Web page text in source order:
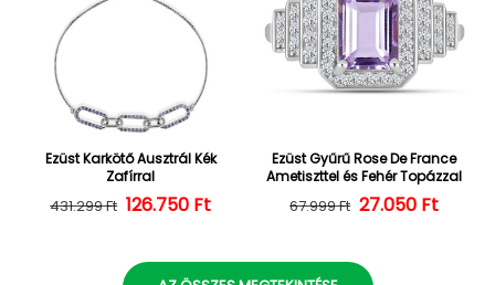
Ezüst Karkötő Ausztrál Kék
Zafírral
Normál ár
431.299 Ft Kedvezményes ár
126.750 Ft
Ezüst Gyűrű Rose De France
Ametiszttel és Fehér Topázzal
Normál ár
67.999 Ft 27.050 Ft